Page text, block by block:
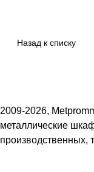
Назад к списку
2009-2026,
металлические
производственных,